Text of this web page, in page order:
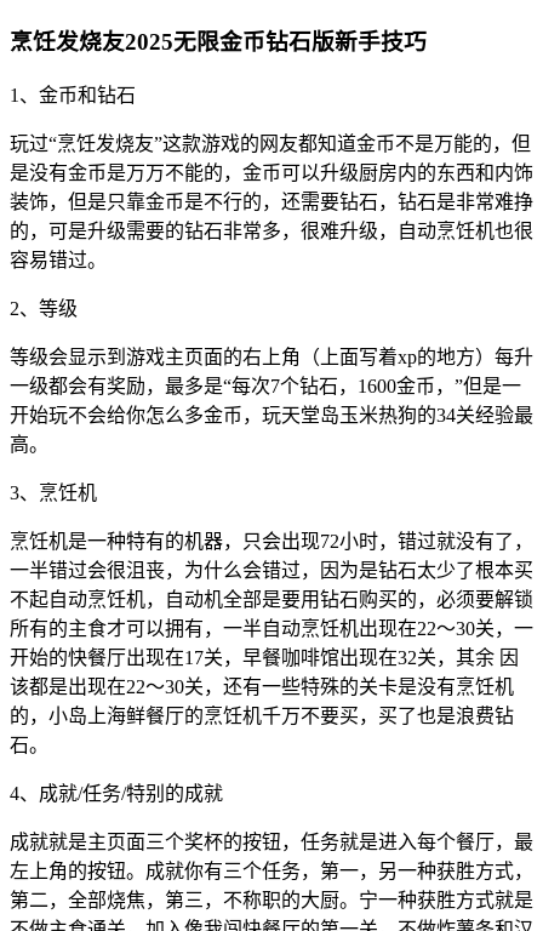
烹饪发烧友2025无限金币钻石版新手技巧
1、金币和钻石
玩过“烹饪发烧友”这款游戏的网友都知道金币不是万能的，但
是没有金币是万万不能的，金币可以升级厨房内的东西和内饰
装饰，但是只靠金币是不行的，还需要钻石，钻石是非常难挣
的，可是升级需要的钻石非常多，很难升级，自动烹饪机也很
容易错过。
2、等级
等级会显示到游戏主页面的右上角（上面写着xp的地方）每升
一级都会有奖励，最多是“每次7个钻石，1600金币，”但是一
开始玩不会给你怎么多金币，玩天堂岛玉米热狗的34关经验最
高。
3、烹饪机
烹饪机是一种特有的机器，只会出现72小时，错过就没有了，
一半错过会很沮丧，为什么会错过，因为是钻石太少了根本买
不起自动烹饪机，自动机全部是要用钻石购买的，必须要解锁
所有的主食才可以拥有，一半自动烹饪机出现在22～30关，一
开始的快餐厅出现在17关，早餐咖啡馆出现在32关，其余 因
该都是出现在22～30关，还有一些特殊的关卡是没有烹饪机
的，小岛上海鲜餐厅的烹饪机千万不要买，买了也是浪费钻
石。
4、成就/任务/特别的成就
成就就是主页面三个奖杯的按钮，任务就是进入每个餐厅，最
左上角的按钮。成就你有三个任务，第一，另一种获胜方式，
第二，全部烧焦，第三，不称职的大厨。宁一种获胜方式就是